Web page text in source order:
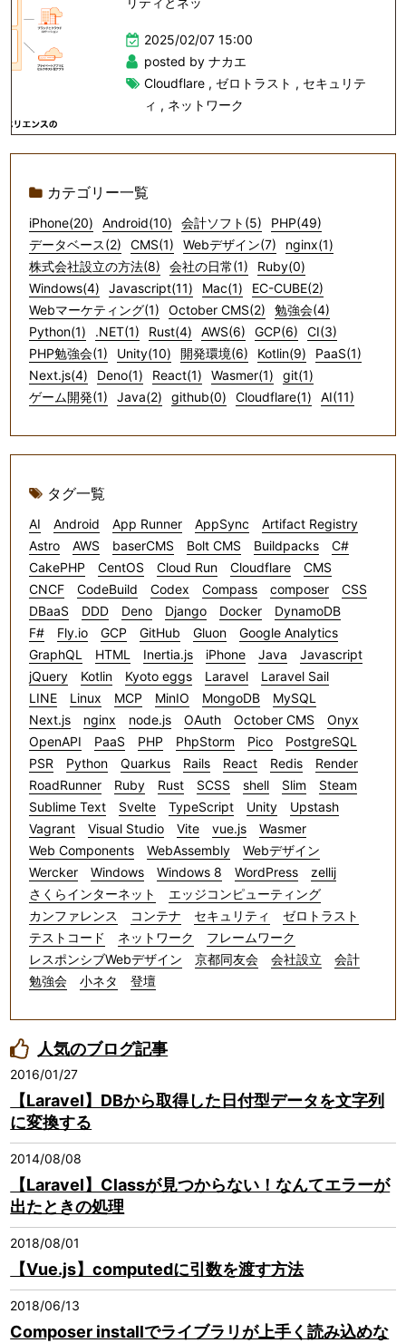
2025/02/07 15:00
posted by ナカエ
Cloudflare, ゼロトラスト , セキュリテ
ィ , ネットワーク
カテゴリー一覧
iPhone(20) Android(10) 会計ソフト(5)
PHP(49)
データベース(2)
CMS(1) Webデザイン(7)
nginx(1)
株式会社設立の方法(8)
会社の日常(1)
Ruby(0)
Windows(4)
Javascript(11) Mac(1)
EC-CUBE(2)
Webマーケティング(1)
October CMS(2)
勉強会(4)
Python(1)
.NET(1) Rust(4) AWS(6) GCP(6)
CI(3)
PHP勉強会(1)
Unity(10) 開発環境(6) Kotlin(9)
PaaS(1)
Next.js(4)
Deno(1) React(1) Wasmer(1)
git(1)
ゲーム開発(1)
Java(2) github(0) Cloudflare(1) AI(11)
タグ一覧
AI Android App Runner AppSync
Artifact Registry
Astro
AWS baserCMS Bolt CMS Buildpacks
C#
CakePHP
CentOS Cloud Run Cloudflare
CMS
CNCF
CodeBuild Codex Compass composer
CSS
DBaaS
DDD Deno Django Docker
DynamoDB
F#
Fly.io GCP GitHub Gluon
Google Analytics
GraphQL
HTML Inertia.js iPhone Java
Javascript
jQuery
Kotlin Kyoto eggs Laravel
Laravel Sail
LINE
Linux MCP MinIO MongoDB
MySQL
Next.js
nginx node.js OAuth October CMS
Onyx
OpenAPI
PaaS PHP PhpStorm Pico
PostgreSQL
PSR
Python Quarkus Rails React Redis
Render
RoadRunner
Ruby Rust SCSS shell Slim
Steam
Sublime Text
Svelte TypeScript Unity
Upstash
Vagrant
Visual Studio Vite vue.js
Wasmer
Web Components
WebAssembly
Webデザイン
Wercker
Windows Windows 8 WordPress
zellij
さくらインターネット
エッジコンピューティング
カンファレンス
コンテナ セキュリティ
ゼロトラスト
テストコード
ネットワーク
フレームワーク
レスポンシブWebデザイン
京都同友会 会社設立
会計
勉強会
小ネタ 登壇
人気のブログ記事
2016/01/27
【Laravel】DBから取得した日付型データを文字列
に変換する
2014/08/08
【Laravel】Classが見つからない！なんてエラーが
出たときの処理
2018/08/01
【Vue.js】computedに引数を渡す方法
2018/06/13
Composer installでライブラリが上手く読み込めな